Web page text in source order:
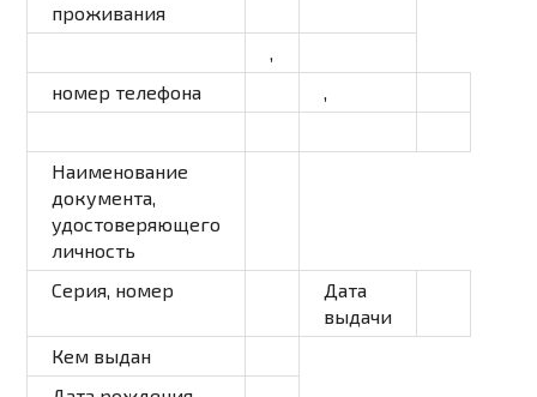
проживания
,
номер телефона
,
Наименование
документа,
удостоверяющего
личность
Серия, номер
Дата
выдачи
Кем выдан